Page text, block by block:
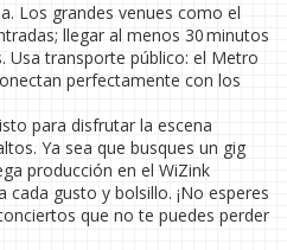
Los grandes venues como el
llegar al menos 30 minutos
Usa transporte público: el Metro
perfectamente con los
para disfrutar la escena
Ya sea que busques un gig
producción en el WiZink
gusto y bolsillo. ¡No esperes
que no te puedes perder